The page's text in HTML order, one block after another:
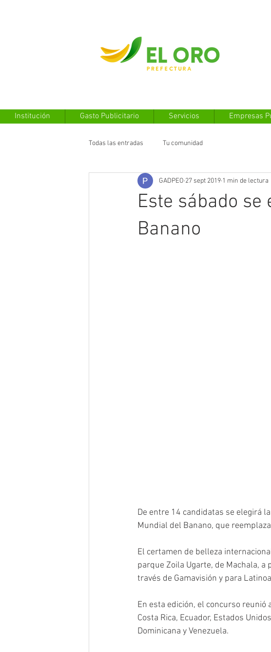
Institución Gasto Publicitario Servicios Empresas
Todas las entradas Tu comunidad
Este sábado
Banano
GADPEO 27 sept 2019 1 min de lectura
De entre 14 candidatas se elegirá
Mundial del Banano, que
El certamen de belleza
parque Zoila Ugarte, de Machala,
través de Gamavisión y para
En esta edición, el concurso reunió
Costa Rica, Ecuador, Estados
Dominicana y Venezuela.